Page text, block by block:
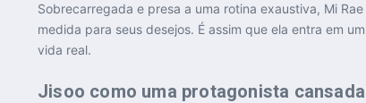
Sobrecarregada e presa a uma rotina exaustiva, Mi
medida para seus desejos. É assim que ela entra em
vida real.
Jisoo como uma protagonista